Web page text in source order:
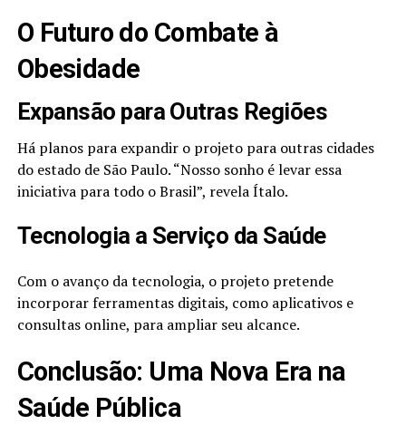
O Futuro do Combate à
Obesidade
Expansão para Outras Regiões
Há planos para expandir o projeto para outras cidades
do estado de São Paulo. “Nosso sonho é levar essa
iniciativa para todo o Brasil”, revela Ítalo.
Tecnologia a Serviço da Saúde
Com o avanço da tecnologia, o projeto pretende
incorporar ferramentas digitais, como aplicativos e
consultas online, para ampliar seu alcance.
Conclusão: Uma Nova Era na
Saúde Pública